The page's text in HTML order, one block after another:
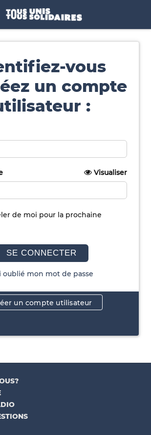
vous
un compte
:
Visualiser
de moi pour la prochaine
SE CONNECTER
oublié mon mot de passe
un compte utilisateur